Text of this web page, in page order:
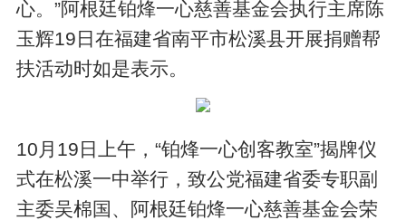
心。”阿根廷铂烽一心慈善基金会执行主席陈
玉辉19日在福建省南平市松溪县开展捐赠帮
扶活动时如是表示。
10月19日上午，“铂烽一心创客教室”揭牌仪
式在松溪一中举行，致公党福建省委专职副
主委吴棉国、阿根廷铂烽一心慈善基金会荣